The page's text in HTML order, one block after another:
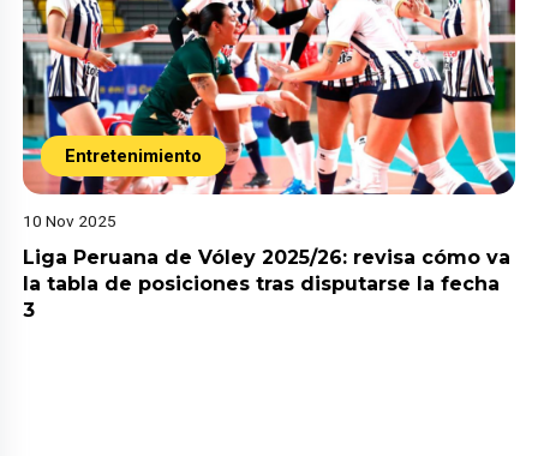
Entretenimiento
10 Nov 2025
Liga Peruana de Vóley 2025/26: revisa cómo va
la tabla de posiciones tras disputarse la fecha
3